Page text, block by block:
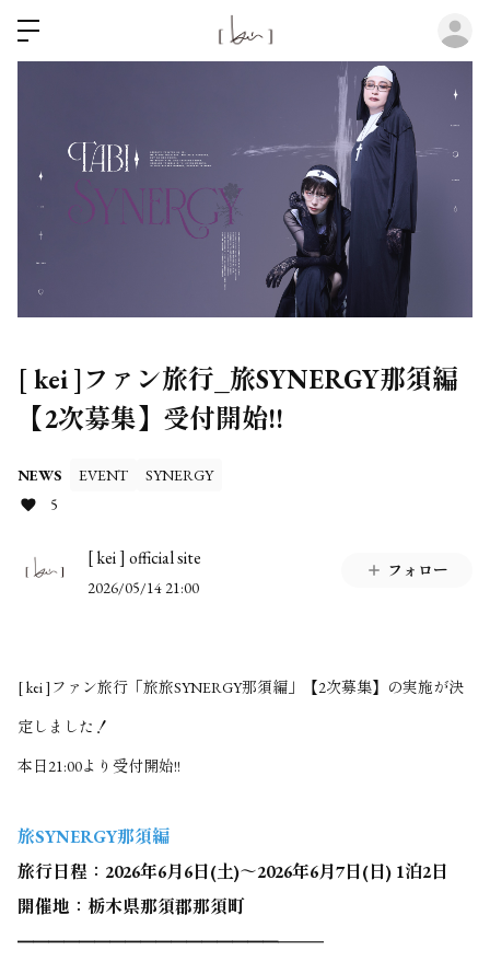
[ kei ]ファン旅行_旅SYNERGY那須編
【2次募集】受付開始!!
NEWS EVENT
SYNERGY
5
[ kei ] official site
2026/05/14 21:00
フォロー
[ kei ]ファン旅行「旅旅SYNERGY那須編 」【2次募集】の実施が決
定しました！
本日21:00より受付開始!!
旅SYNERGY那須編
旅行日程：2026年6月6日(土)～2026年6月7日(日) 1泊2日
開催地：栃木県那須郡那須町
━━━━━━━━━━━━━━━━━━━━